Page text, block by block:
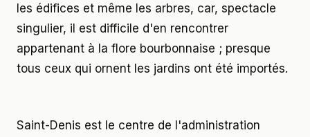
les édifices et même les arbres, car, spectacle
singulier, il est difficile d'en rencontrer
appartenant à la flore bourbonnaise ; presque
tous ceux qui ornent les jardins ont été importés.
Saint-Denis est le centre de l'administration